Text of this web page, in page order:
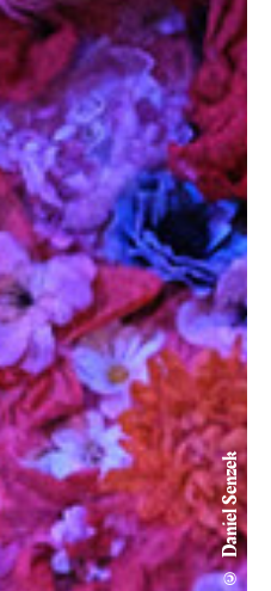
© Daniel Senzek